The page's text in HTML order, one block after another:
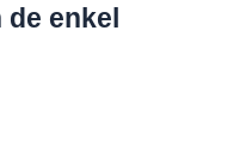
enkel